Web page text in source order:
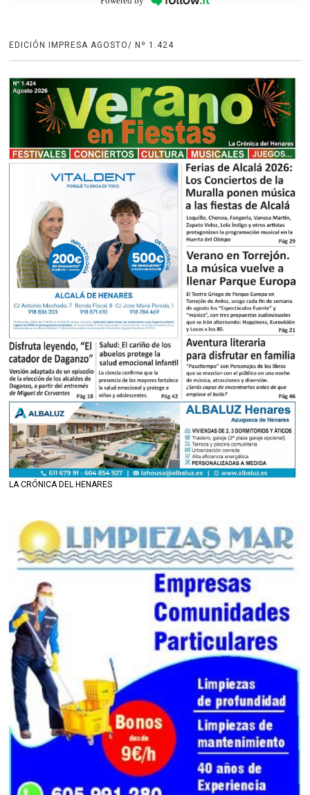
EDICIÓN IMPRESA AGOSTO/ Nº 1.424
LA CRÓNICA DEL HENARES